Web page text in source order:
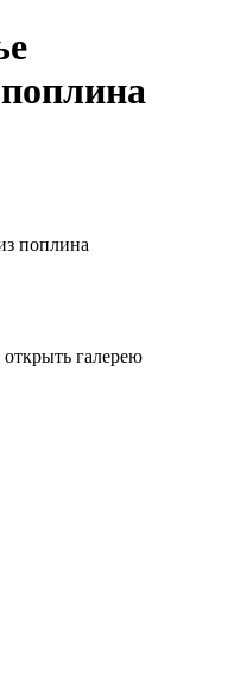
галерею